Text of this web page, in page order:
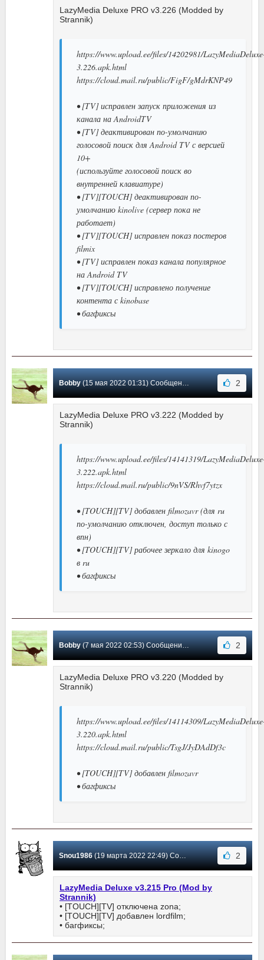
LazyMedia Deluxe PRO v3.226 (Modded by
Strannik)
https://www.upload.ee/files/14202981/
3.226.apk.html
https://cloud.mail.ru/public/FigF/gMdrKNP49
• [TV] исправлен запуск приложения из
канала на AndroidTV
• [TV] деактивирован по-умолчанию
голосовой поиск для Android TV с версией
10+
(используйте голосовой поиск во
внутренней клавиатуре)
• [TV][TOUCH] деактивирован по-
умолчанию kinolive (сервер пока не
работает)
• [TV][TOUCH] исправлен показ постеров
filmix
• [TV] исправлен показ канала популярное
на Android TV
• [TV][TOUCH] исправлено получение
контента с kinobase
• багфиксы
Bobby(15 мая 2022 01:31) Сообщение #3 2
LazyMedia Deluxe PRO v3.222 (Modded by
Strannik)
https://www.upload.ee/files/14141319/
3.222.apk.html
https://cloud.mail.ru/public/9nVS/Rhvf7ytzx
• [TOUCH][TV] добавлен filmozavr (для ru
по-умолчанию отключен, доступ только с
впн)
• [TOUCH][TV] рабочее зеркало для kinogo
в ru
• багфиксы
Bobby(7 мая 2022 02:53) Сообщение #2 2
LazyMedia Deluxe PRO v3.220 (Modded by
Strannik)
https://www.upload.ee/files/14114309/
3.220.apk.html
https://cloud.mail.ru/public/TsgJ/JyDAdDf3c
• [TOUCH][TV] добавлен filmozavr
• багфиксы
Snou1986(19 марта 2022 22:49) Сообщение #1 2
LazyMedia Deluxe v3.215 Pro (Mod by
Strannik)
• [TOUCH][TV] отключена zona;
• [TOUCH][TV] добавлен lordfilm;
• багфиксы;